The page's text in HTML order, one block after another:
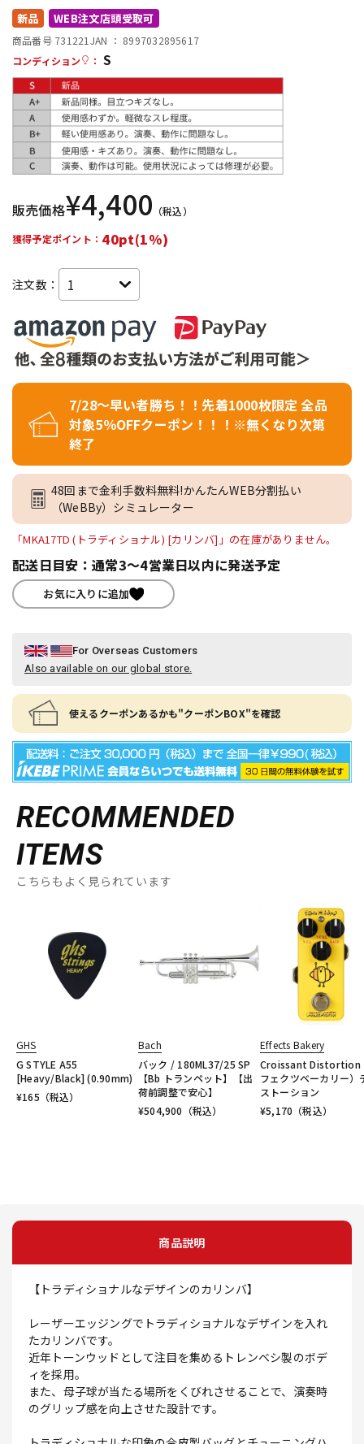
配信/ライブ機器
中古
新品 WEB注文店頭受取可
商品番号 731221 JAN ： 8997032895617
コンディション
： S
販売価格¥4,400 （税込）
獲得予定ポイント： 40pt(1%)
注文数：
7/28～早い者勝ち！！先着1000枚限定 全品
対象5％OFFクーポン！！！※無くなり次第
終了
48回まで金利手数料無料!かんたんWEB分割払い
（WeBBy）シミュレーター
「MKA17TD (トラディショナル) [カリンバ]」の在庫がありません。
配送日目安：通常3～4営業日以内に発送予定
お気に入りに追加
For Overseas Customers
Also available on our global store.
使えるクーポンあるかも"クーポンBOX"を確認
RECOMMENDED
ITEMS
こちらもよく見られています
GHS
G STYLE A55
[Heavy/Black] (0.90mm)
¥165 （税込）
Bach
バック / 180ML37/25 SP
【Bb トランペット】【出
荷前調整で安心】
¥504,900 （税込）
Effects Bakery
Croissant Distortion
フェクツベーカリー）
ストーション
¥5,170 （税込）
商品説明
【トラディショナルなデザインのカリンバ】
レーザーエッジングでトラディショナルなデザインを入れ
たカリンバです。
近年トーンウッドとして注目を集めるトレンベシ製のボデ
ィを採用。
また、母子球が当たる場所をくびれさせることで、演奏時
のグリップ感を向上させた設計です。